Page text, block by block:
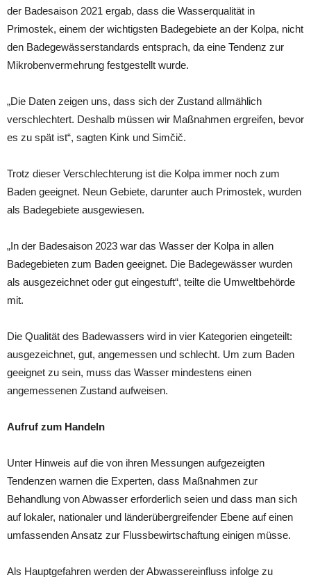
der Badesaison 2021 ergab, dass die Wasserqualität in
Primostek, einem der wichtigsten Badegebiete an der Kolpa, nicht
den Badegewässerstandards entsprach, da eine Tendenz zur
Mikrobenvermehrung festgestellt wurde.
„Die Daten zeigen uns, dass sich der Zustand allmählich
verschlechtert. Deshalb müssen wir Maßnahmen ergreifen, bevor
es zu spät ist“, sagten Kink und Simčič.
Trotz dieser Verschlechterung ist die Kolpa immer noch zum
Baden geeignet. Neun Gebiete, darunter auch Primostek, wurden
als Badegebiete ausgewiesen.
„In der Badesaison 2023 war das Wasser der Kolpa in allen
Badegebieten zum Baden geeignet. Die Badegewässer wurden
als ausgezeichnet oder gut eingestuft“, teilte die Umweltbehörde
mit.
Die Qualität des Badewassers wird in vier Kategorien eingeteilt:
ausgezeichnet, gut, angemessen und schlecht. Um zum Baden
geeignet zu sein, muss das Wasser mindestens einen
angemessenen Zustand aufweisen.
Aufruf zum Handeln
Unter Hinweis auf die von ihren Messungen aufgezeigten
Tendenzen warnen die Experten, dass Maßnahmen zur
Behandlung von Abwasser erforderlich seien und dass man sich
auf lokaler, nationaler und länderübergreifender Ebene auf einen
umfassenden Ansatz zur Flussbewirtschaftung einigen müsse.
Als Hauptgefahren werden der Abwassereinfluss infolge zu